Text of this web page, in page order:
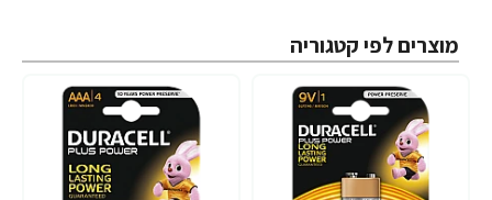
מוצרים לפי קטגוריה